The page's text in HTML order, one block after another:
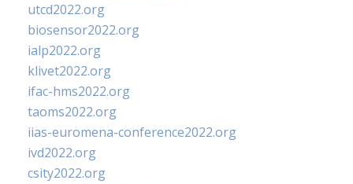
utcd2022.org
biosensor2022.org
ialp2022.org
klivet2022.org
ifac-hms2022.org
taoms2022.org
iias-euromena-conference2022.org
ivd2022.org
csity2022.org